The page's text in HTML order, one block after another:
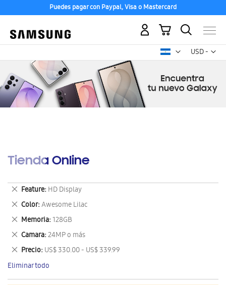
Puedes pagar con Paypal, Visa o Mastercard
USD -
dólar
Mi carrito
Tienda Online
Feature HD Display
Eliminar
este
artículo
Color Awesome Lilac
Eliminar
este
artículo
Memoria 128GB
Eliminar
este
artículo
Camara 24MP o más
Eliminar
este
artículo
Precio US$ 330.00 - US$ 339.99
Eliminar
este
artículo
Eliminar todo